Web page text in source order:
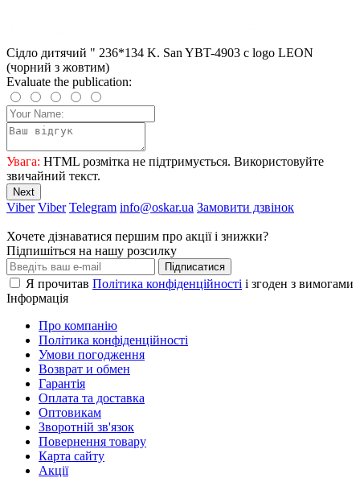
Сідло дитячий " 236*134 K. San YBT-4903 c logo LEON
(чорний з жовтим)
Evaluate the publication:
Увага: HTML розмітка не підтримується. Використовуйте
звичайний текст.
Next
Viber Viber Telegram info@oskar.ua Замовити дзвінок
Хочете дізнаватися першим про акції і знижки?
Підпишіться на нашу розсилку
Підписатися
Я прочитав Політика конфіденційності і згоден з вимогами
Інформація
Про компанію
Політика конфіденційності
Умови погодження
Возврат и обмен
Гарантія
Оплата та доставка
Оптовикам
Зворотній зв'язок
Повернення товару
Карта сайту
Акції